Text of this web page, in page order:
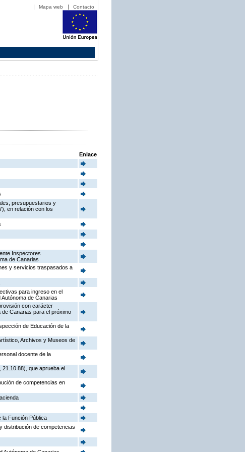
Mapa web Contacto
Enlace
presupuestarios y
en relación con los
Inspectores
de Canarias
y servicios traspasados a
para ingreso en el
de Canarias
con carácter
Canarias para el próximo
de Educación de la
Archivos y Museos de
docente de la
que aprueba el
de competencias en
la Función Pública
distribución de competencias